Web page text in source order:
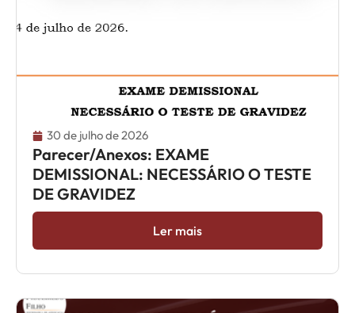
30 de julho de 2026
Parecer/Anexos: EXAME
DEMISSIONAL: NECESSÁRIO O TESTE
DE GRAVIDEZ
Ler mais